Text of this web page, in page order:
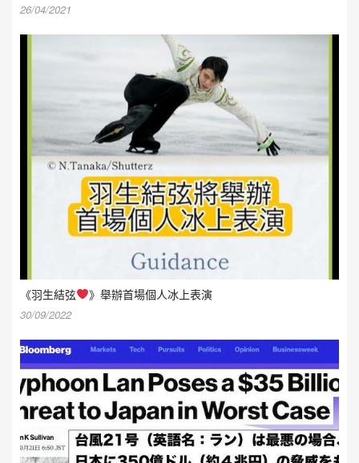
26/04/2021
《羽生結弦 》舉辦首場個人冰上表演
30/09/2022